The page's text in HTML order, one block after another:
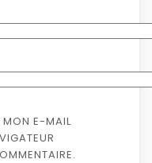
MON E-MAIL